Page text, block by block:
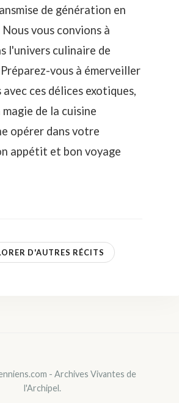
de génération en
vous convions à
l'univers culinaire de
vous à émerveiller
ces délices exotiques,
de la cuisine
opérer dans votre
appétit et bon voyage
D'AUTRES RÉCITS
- Archives Vivantes de
l'Archipel.